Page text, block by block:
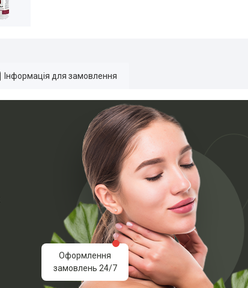
Інформація для замовлення
Оформлення
замовлень 24/7